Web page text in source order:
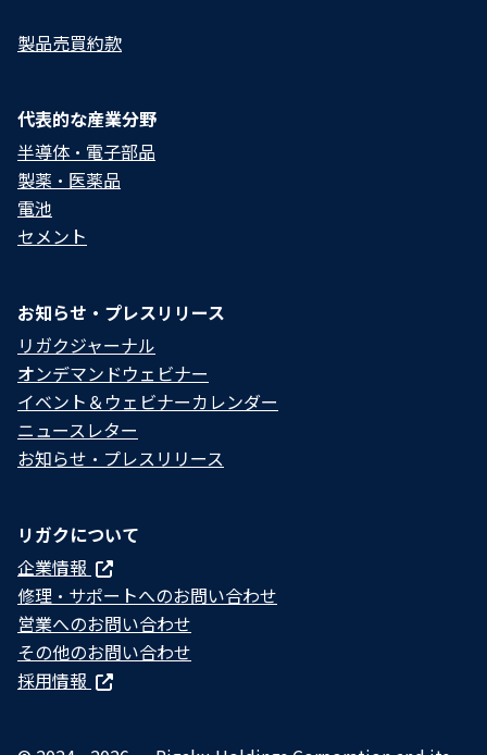
製品売買約款
代表的な産業分野
半導体・電子部品
製薬・医薬品
電池
セメント
お知らせ・プレスリリース
リガクジャーナル
オンデマンドウェビナー
イベント＆ウェビナーカレンダー
ニュースレター
お知らせ・プレスリリース
リガクについて
企業情報
修理・サポートへのお問い合わせ
営業へのお問い合わせ
その他のお問い合わせ
採用情報